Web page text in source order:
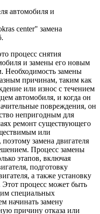
автомобиля и
center" замена
процесс снятия
и замены его новым
Необходимость замены
причинам, таким как
или износ с течением
автомобиля, и когда он
повреждения, он
непригодным для
ремонт существующего
или
замена двигателя
Процесс замены
этапов, включая
подготовку
а также установку
Этот процесс может быть
специальных
начинать замену
причину отказа или